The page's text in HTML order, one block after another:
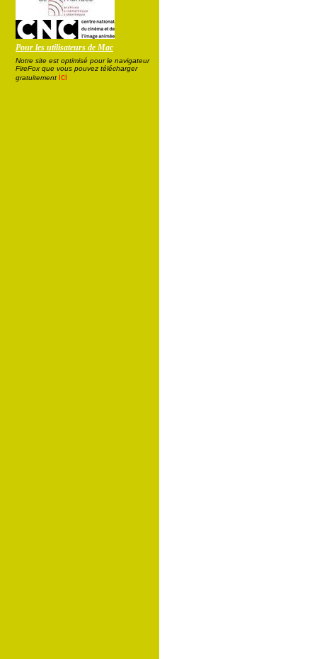
Pour les utilisateurs de Mac
Notre site est optimisé pour le navigateur
FireFox que vous pouvez télécharger
gratuitement ici